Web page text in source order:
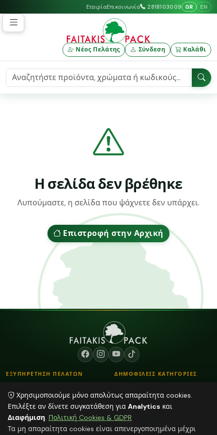
ΕταιρίαΕπικοινωνία 2818103009 GR EN
Νέος Πελάτης Σύνδεση Καλάθι
Η σελίδα δεν βρέθηκε
Λυπούμαστε, η σελίδα που ψάχνετε δεν υπάρχει.
Επιστροφή στην Αρχική
ΕΞΥΠΗΡΕΤΗΣΗ ΠΕΛΑΤΩΝ
Τρόποι Παραγγελίας
Τρόποι Αποστολής & Πληρωμής
Blog
ΔΗΜΟΦΙΛΕΙΣ ΚΑΤΗΓΟΡΙΕΣ
Λουλούδια - Βάζα
Αποξηραμένα φυτά
Plexiglass Διακοσμητικά
Χρησιμοποιούμε μόνο απολύτως απαραίτητα cookies.
Επιλέξτε αν δίνετε συγκατάθεση για Analytics και
Διαφήμιση. Πολιτική Cookies & GDPR
Τα μη απαραίτητα cookies είναι απενεργοποιημένα μέχρι